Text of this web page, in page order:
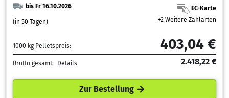
bis Fr 16.10.2026
(in 50 Tagen)
EC-Karte
+2 Weitere Zahlarten
1000 kg Pelletspreis: 403,04 €
Brutto gesamt: Details 2.418,22 €
Zur Bestellung